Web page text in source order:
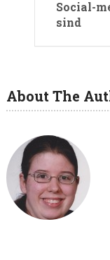
Social-
sind
About The